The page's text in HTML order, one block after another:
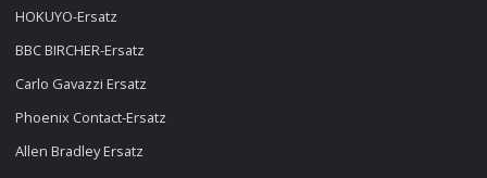
HOKUYO-Ersatz
BBC BIRCHER-Ersatz
Carlo Gavazzi Ersatz
Phoenix Contact-Ersatz
Allen Bradley Ersatz